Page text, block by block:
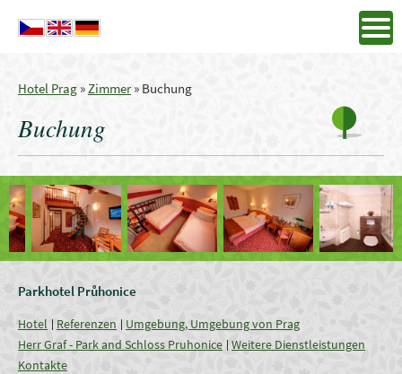
Hotel Prag »Zimmer» Buchung
Buchung
Parkhotel Průhonice
Hotel Referenzen
Umgebung, Umgebung von Prag
Herr Graf - Park and Schloss Pruhonice Weitere Dienstleistungen
Kontakte